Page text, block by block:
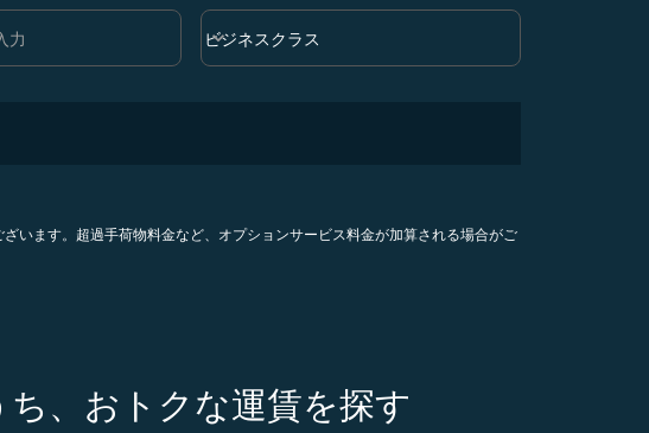
クラス option ビジネスクラス Selected
ビジネスクラス
keyboard_arrow_down
います。超過手荷物料金など、オプションサービス料金が加算される場合がご
、おトクな運賃を探す